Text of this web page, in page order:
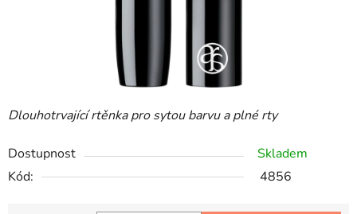
Dlouhotrvající rtěnka pro sytou barvu a plné rty
Dostupnost
Skladem
Kód:
4856